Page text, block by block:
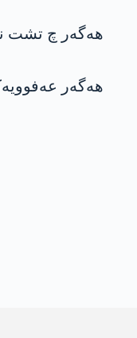
هەگەر چ تشت
هەگەر